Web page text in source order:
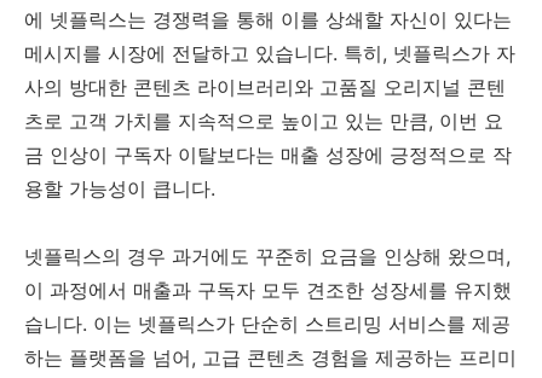
에 넷플릭스는 경쟁력을 통해 이를 상쇄할 자신이 있다는
메시지를 시장에 전달하고 있습니다. 특히, 넷플릭스가 자
사의 방대한 콘텐츠 라이브러리와 고품질 오리지널 콘텐
츠로 고객 가치를 지속적으로 높이고 있는 만큼, 이번 요
금 인상이 구독자 이탈보다는 매출 성장에 긍정적으로 작
용할 가능성이 큽니다.
넷플릭스의 경우 과거에도 꾸준히 요금을 인상해 왔으며,
이 과정에서 매출과 구독자 모두 견조한 성장세를 유지했
습니다. 이는 넷플릭스가 단순히 스트리밍 서비스를 제공
하는 플랫폼을 넘어, 고급 콘텐츠 경험을 제공하는 프리미